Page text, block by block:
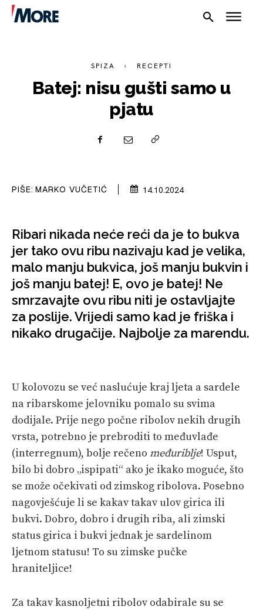
PLOVIDBA
SPIZA
VELIKE PRIČE
PRETPLATA
SHOP
SPIZA RECEPTI
Batej: nisu gušti samo u
pjatu
PIŠE: MARKO VUČETIĆ 14.10.2024
Ribari nikada neće reći da je to bukva
jer tako ovu ribu nazivaju kad je velika,
malo manju bukvica, još manju bukvin i
još manju batej! E, ovo je batej! Ne
smrzavajte ovu ribu niti je ostavljajte
za poslije. Vrijedi samo kad je friška i
nikako drugačije. Najbolje za marendu.
U kolovozu se već naslućuje kraj ljeta a sardele
na ribarskome jelovniku pomalo su svima
dodijale. Prije nego počne ribolov nekih drugih
vrsta, potrebno je prebroditi to međuvlađe
(interregnum), bolje rečeno međuriblje! Usput,
bilo bi dobro „ispipati“ ako je ikako moguće, što
se može očekivati od zimskog ribolova. Posebno
nagovješćuje li se kakav takav ulov girica ili
bukvi. Dobro, dobro i drugih riba, ali zimski
status girica i bukvi jednak je sardelinom
ljetnom statusu! To su zimske pučke
hraniteljice!
Za takav kasnoljetni ribolov odabirale su se